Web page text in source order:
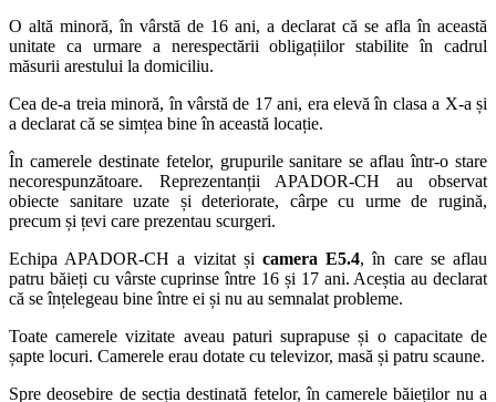
O altă minoră, în vârstă de 16 ani, a declarat că se afla în această
unitate ca urmare a nerespectării obligațiilor stabilite în cadrul
măsurii arestului la domiciliu.
Cea de-a treia minoră, în vârstă de 17 ani, era elevă în clasa a X-a și
a declarat că se simțea bine în această locație.
În camerele destinate fetelor, grupurile sanitare se aflau într-o stare
necorespunzătoare. Reprezentanții APADOR-CH au observat
obiecte sanitare uzate și deteriorate, cârpe cu urme de rugină,
precum și țevi care prezentau scurgeri.
Echipa APADOR-CH a vizitat și camera E5.4, în care se aflau
patru băieți cu vârste cuprinse între 16 și 17 ani. Aceștia au declarat
că se înțelegeau bine între ei și nu au semnalat probleme.
Toate camerele vizitate aveau paturi suprapuse și o capacitate de
șapte locuri. Camerele erau dotate cu televizor, masă și patru scaune.
Spre deosebire de secția destinată fetelor, în camerele băieților nu a